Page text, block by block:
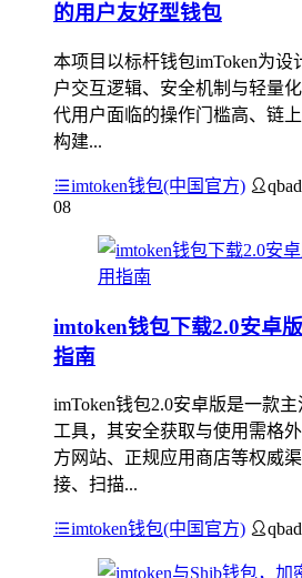
的用户友好型钱包
本项目以标杆钱包imToken为设
户交互逻辑、安全机制与轻量
代用户面临的操作门槛高、链
构建...
imtoken钱包(中国官方)
08
imtoken钱包下载2.0安卓
指南
imToken钱包2.0安卓版是一款
工具，其安全获取与使用需格
方网站、正规应用商店等权威
接、扫描...
imtoken钱包(中国官方)